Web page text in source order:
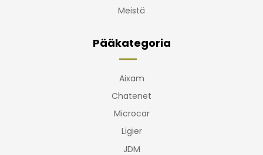
Meistä
Pääkategoria
Aixam
Chatenet
Microcar
Ligier
JDM